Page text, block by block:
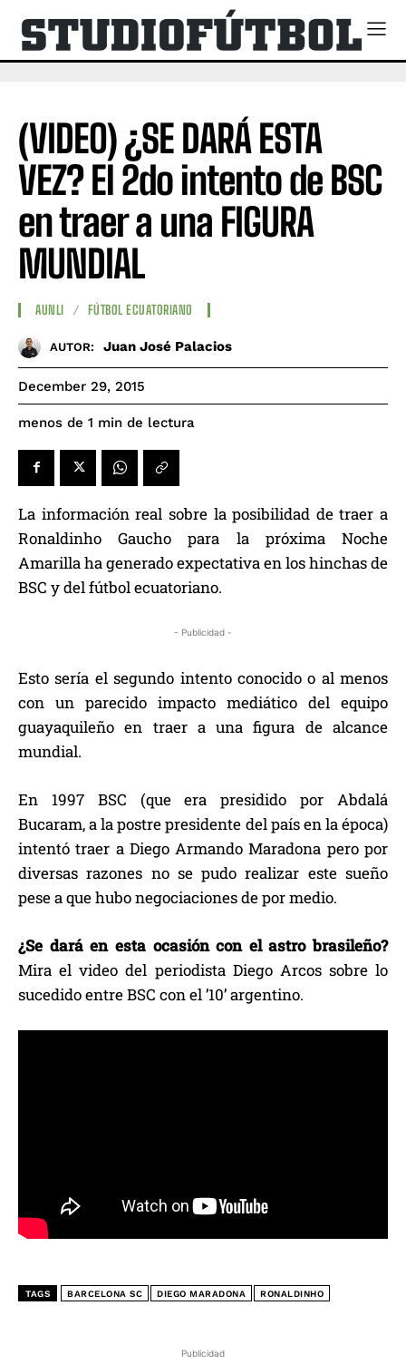
Publicidad
(VIDEO) ¿SE DARÁ ESTA
VEZ? El 2do intento de BSC
en traer a una FIGURA
MUNDIAL
AUNLI FÚTBOL ECUATORIANO
AUTOR: Juan José Palacios
December 29, 2015
menos de 1 min de lectura
La información real sobre la posibilidad de traer a
Ronaldinho Gaucho para la próxima Noche
Amarilla ha generado expectativa en los hinchas de
BSC y del fútbol ecuatoriano.
- Publicidad -
Esto sería el segundo intento conocido o al menos
con un parecido impacto mediático del equipo
guayaquileño en traer a una figura de alcance
mundial.
En 1997 BSC (que era presidido por Abdalá
Bucaram, a la postre presidente del país en la época)
intentó traer a Diego Armando Maradona pero por
diversas razones no se pudo realizar este sueño
pese a que hubo negociaciones de por medio.
¿Se dará en esta ocasión con el astro brasileño?
Mira el video del periodista Diego Arcos sobre lo
sucedido entre BSC con el ’10’ argentino.
TAGS BARCELONA SC DIEGO MARADONA RONALDINHO